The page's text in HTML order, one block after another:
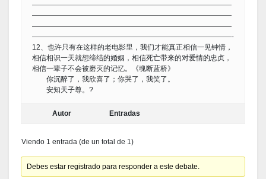
————————————————————————————
————————————————————————————
————————————————————————————
————————————————————————————-
12、也许只有在这样的老电影里，我们才能真正相信一见钟情，
相信相识一天就想缔结的婚姻，相信死亡带来的对爱情的忠贞，
相信一辈子不会被磨灭的记忆。《魂断蓝桥》
你沉醉了，我欣喜了；你哭了，我笑了。
安知天子尊。?
Autor Entradas
Viendo 1 entrada (de un total de 1)
Debes estar registrado para responder a este debate.